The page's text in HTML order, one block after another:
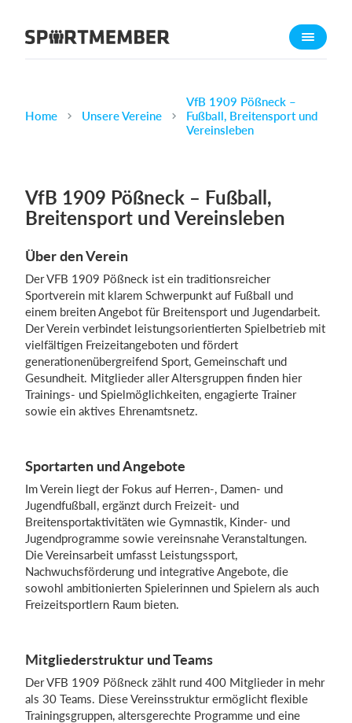
Über SportMember
Karriere
Mitgliedsbeitrag
Homepage erstellen
Vereins App
Belegungsplan
Was kostet es?
Deutsch
Einloggen
Home Unsere Vereine
VfB 1909 Pößneck –
Fußball, Breitensport und
Vereinsleben
VfB 1909 Pößneck – Fußball,
Breitensport und Vereinsleben
Über den Verein
Der VFB 1909 Pößneck ist ein traditionsreicher
Sportverein mit klarem Schwerpunkt auf Fußball und
einem breiten Angebot für Breitensport und Jugendarbeit.
Der Verein verbindet leistungsorientierten Spielbetrieb mit
vielfältigen Freizeitangeboten und fördert
generationenübergreifend Sport, Gemeinschaft und
Gesundheit. Mitglieder aller Altersgruppen finden hier
Trainings- und Spielmöglichkeiten, engagierte Trainer
sowie ein aktives Ehrenamtsnetz.
Sportarten und Angebote
Im Verein liegt der Fokus auf Herren-, Damen- und
Jugendfußball, ergänzt durch Freizeit- und
Breitensportaktivitäten wie Gymnastik, Kinder- und
Jugendprogramme sowie vereinsnahe Veranstaltungen.
Die Vereinsarbeit umfasst Leistungssport,
Nachwuchsförderung und integrative Angebote, die
sowohl ambitionierten Spielerinnen und Spielern als auch
Freizeitsportlern Raum bieten.
Mitgliederstruktur und Teams
Der VFB 1909 Pößneck zählt rund 400 Mitglieder in mehr
als 30 Teams. Diese Vereinsstruktur ermöglicht flexible
Trainingsgruppen, altersgerechte Programme und eine